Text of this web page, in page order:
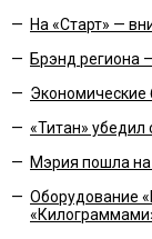
— На «Старт» —
— Брэнд региона
—
— «Титан»
— Мэрия пошла
— Оборудование